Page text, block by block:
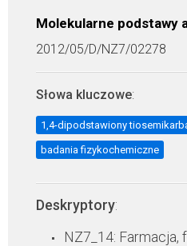
Molekularne podstawy
2012/05/D/NZ7/02278
Słowa kluczowe:
1,4-dipodstawiony
badania fizykochemiczne
Deskryptory:
NZ7_14: